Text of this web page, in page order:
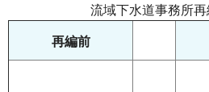
流域下水道事務所
再編前